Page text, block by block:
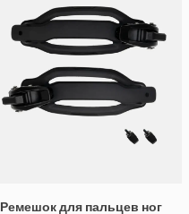
Ремешок для пальцев ног